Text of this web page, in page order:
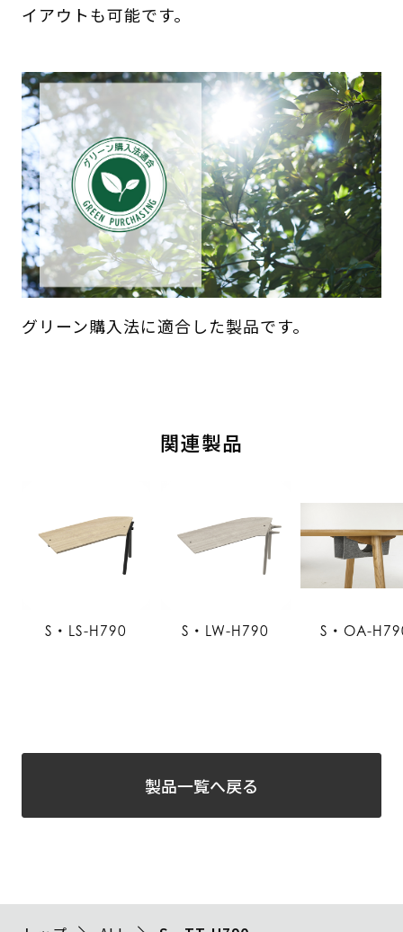
イアウトも可能です。
グリーン購入法に適合した製品です。
関連製品
S・LS-H790 S・LW-H790 S・OA-
製品一覧へ戻る